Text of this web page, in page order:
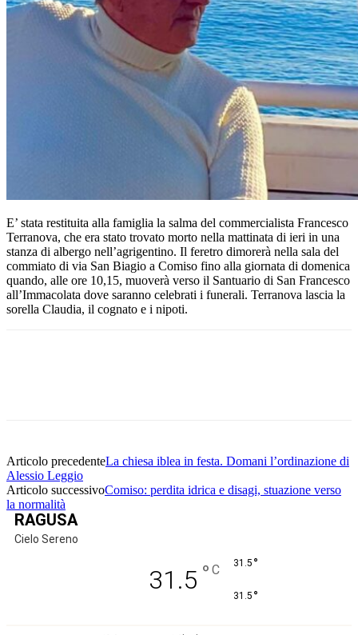
E’ stata restituita alla famiglia la salma del commercialista Francesco
Terranova, che era stato trovato morto nella mattinata di ieri in una
stanza di albergo nell’agrigentino. Il feretro dimorerà nella sala del
commiato di via San Biagio a Comiso fino alla giornata di domenica
quando, alle ore 10,15, muoverà verso il Santuario di San Francesco
all’Immacolata dove saranno celebrati i funerali. Terranova lascia la
sorella Claudia, il cognato e i nipoti.
Articolo precedenteLa chiesa iblea in festa. Domani l’ordinazione di
Alessio Leggio
Articolo successivoComiso: perdita idrica e disagi, stuazione verso
la normalità
RAGUSA
Cielo Sereno
31.5 ° C 31.5 °
31.5 °